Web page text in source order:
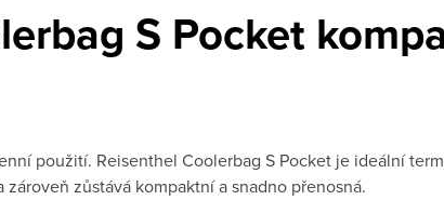
S Pocket
použití. Reisenthel Coolerbag S Pocket je ideální
zůstává kompaktní a snadno přenosná.